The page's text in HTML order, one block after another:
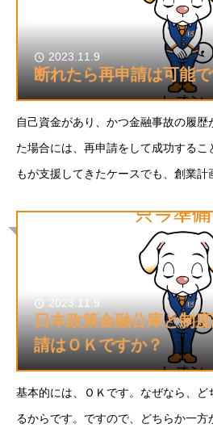
2023.11.9
断れたら再申請は可能
自己資金があり、かつ金融事故の履
た場合には、再申請をして成功する
もが支援してきたケースでも、創業計
2023.11.9
日本政策金融公庫と制
請はＯＫですか？
基本的には、ＯＫです。なぜなら、ど
るからです。ですので、どちらか一